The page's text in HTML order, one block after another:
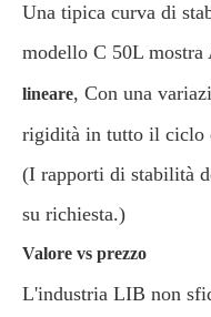
Una tipica curva di
modello C 50L mostra
lineare, Con una
rigidità in tutto il ciclo
(I rapporti di stabilità
su richiesta.)
Valore vs prezzo
L'industria LIB non